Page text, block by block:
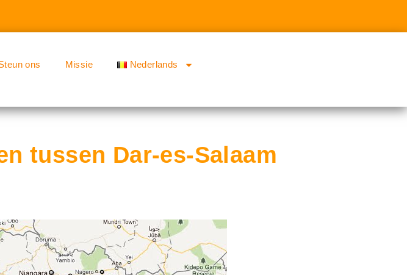
ons Missie Nederlands
tussen Dar-es-Salaam